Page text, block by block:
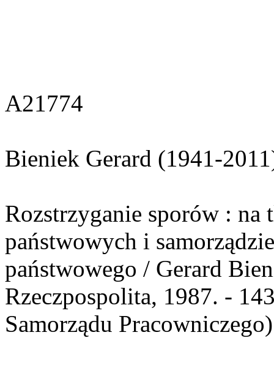
A21774
Bieniek Gerard (1941-
Rozstrzyganie sporów : na
państwowych i
państwowego / Gerard
Rzeczpospolita, 1987. -
Samorządu Pracowniczego)